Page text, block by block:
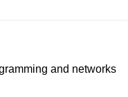
and networks